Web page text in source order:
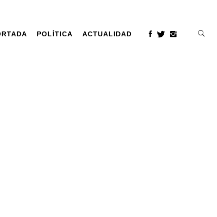
POLÍTICA ACTUALIDAD